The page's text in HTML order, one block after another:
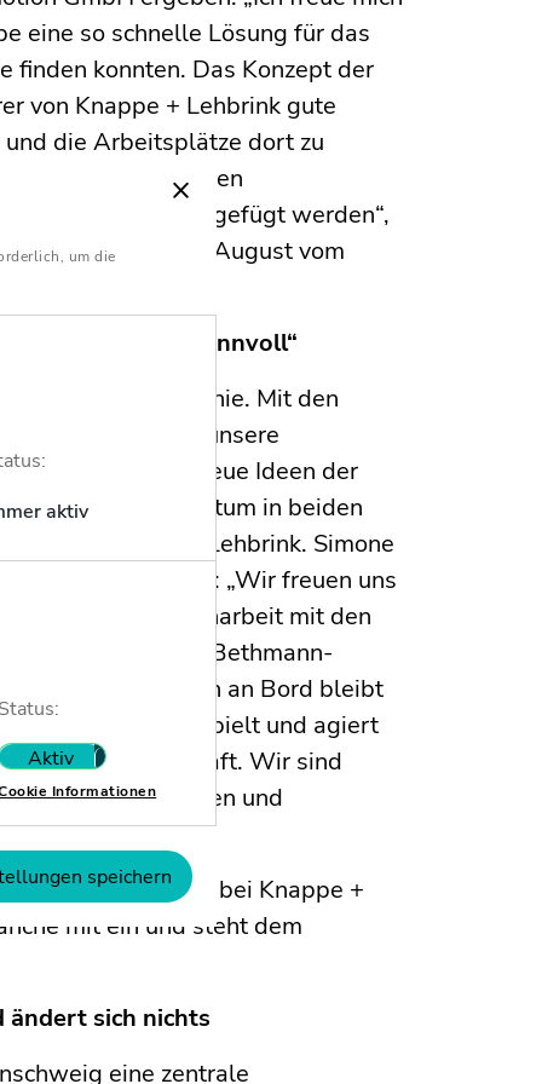
eine so schnelle Lösung für das
finden konnten. Das Konzept der
von Knappe + Lehbrink gute
die Arbeitsplätze dort zu
knapp 120-jährigen
Kapitel hinzugefügt werden“,
zum 1. August vom
bestellt wurde.
ergänzen sich sinnvoll“
Mit den
wir nicht nur unsere
Know-how und neue Ideen der
weiteres Wachstum in beiden
von Knappe + Lehbrink. Simone
Lehbrink, ergänzt: „Wir freuen uns
Zusammenarbeit mit den
und mit Maike Bethmann-
Gesellschafterin an Bord bleibt
seit Jahren eingespielt und agiert
Partnerschaft. Wir sind
sinnvoll ergänzen und
Betriebsleiter bei Knappe +
mit ein und steht dem
ändert sich nichts
eine zentrale
um die
aktiv
Status:
Aktiv
Nicht aktiv
Informationen
speichern